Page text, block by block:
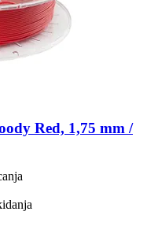
Red, 1,75 mm /